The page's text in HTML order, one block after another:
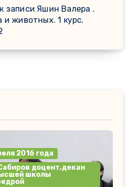
к записиЯшин Валера .
и животных. 1 курс.
2016 года
доцент,декан
школы